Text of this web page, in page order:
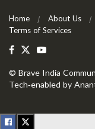
Home About Us
Terms of Services
© Brave India
Tech-enabled by